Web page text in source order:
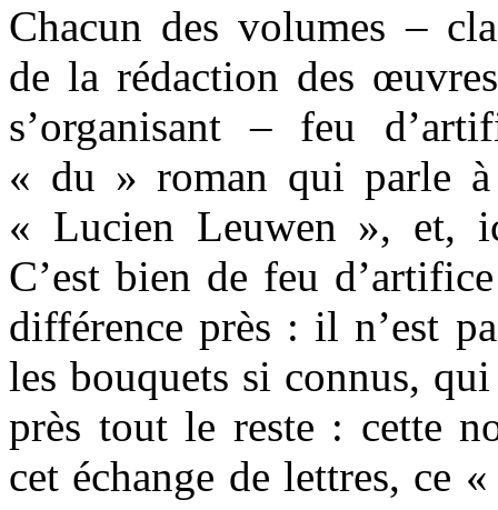
Chacun des volumes –
de la rédaction des
s’organisant – feu
« du » roman qui parle
« Lucien Leuwen », et,
C’est bien de feu
différence près : il n’est
les bouquets si connus,
près tout le reste : cette
cet échange de lettres, ce